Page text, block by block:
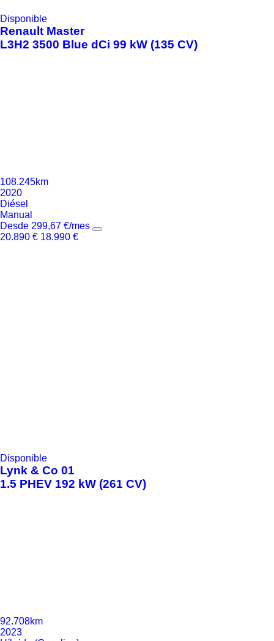
Disponible
Renault Master
L3H2 3500 Blue dCi 99 kW (135 CV)
108.245km
2020
Diésel
Manual
Desde 299,67 €/mes
20.890 € 18.990 €
Disponible
Lynk & Co 01
1.5 PHEV 192 kW (261 CV)
92.708km
2023